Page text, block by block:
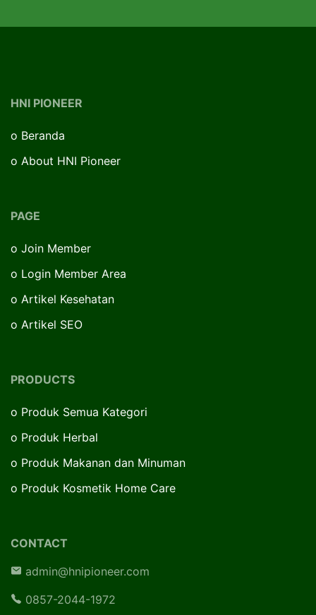
HNI PIONEER
o Beranda
o About HNI Pioneer
PAGE
o Join Member
o Login Member Area
o Artikel Kesehatan
o Artikel SEO
PRODUCTS
o Produk Semua Kategori
o Produk Herbal
o Produk Makanan dan Minuman
o Produk Kosmetik Home Care
CONTACT
admin@hnipioneer.com
0857-2044-1972